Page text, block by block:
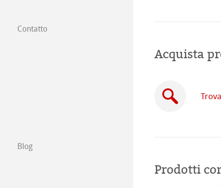
Contatto
Trova un
Blog
Acquista
Prodotti